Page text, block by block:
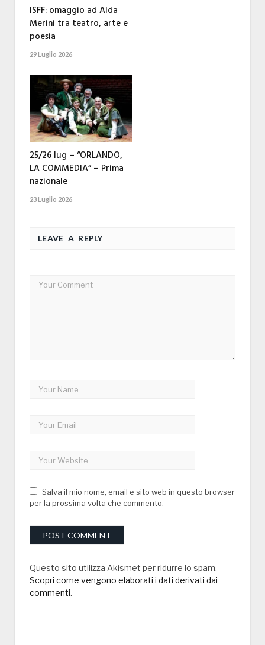
ISFF: omaggio ad Alda
Merini tra teatro, arte e
poesia
29 Luglio 2026
25/26 lug – “ORLANDO,
LA COMMEDIA” – Prima
nazionale
23 Luglio 2026
LEAVE A REPLY
Salva il mio nome, email e sito web in questo browser
per la prossima volta che commento.
Questo sito utilizza Akismet per ridurre lo spam.
Scopri come vengono elaborati i dati derivati dai
commenti.